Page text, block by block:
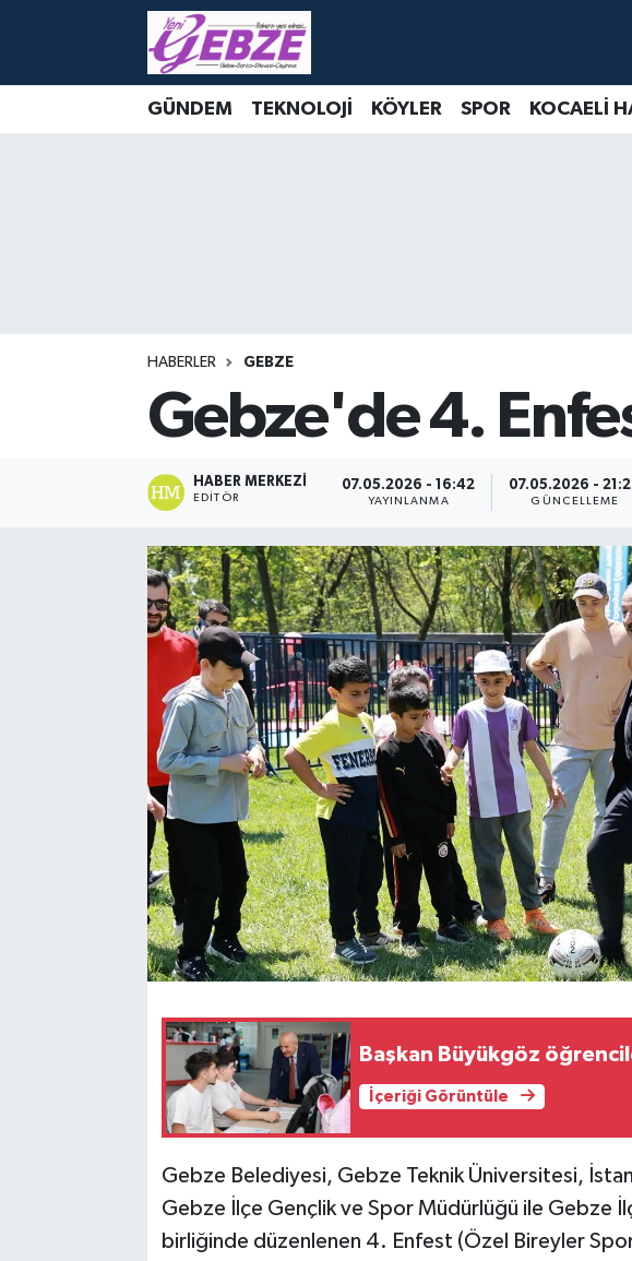
GÜNDEM TEKNOLOJİ KÖYLER SPOR KOCAELİ
HABERLER GEBZE
Gebze'de 4.
HABER MERKEZI
EDITÖR
07.05.2026 - 16:42
YAYINLANMA
07.05.2026 -
GÜNCELLEME
Başkan Büyükgöz
İçeriği Görüntüle
Gebze Belediyesi, Gebze Teknik Üniversitesi,
Gebze İlçe Gençlik ve Spor Müdürlüğü ile Gebze
birliğinde düzenlenen 4. Enfest (Özel Bireyler
Nöbetçi Eczaneler
Tüm Manşetler
Son Dakika Haberleri
Haber Arşivi